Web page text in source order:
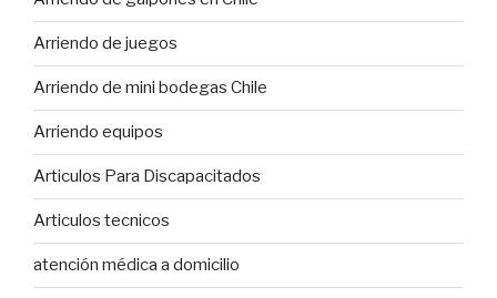
Arriendo de juegos
Arriendo de mini bodegas Chile
Arriendo equipos
Articulos Para Discapacitados
Articulos tecnicos
atención médica a domicilio